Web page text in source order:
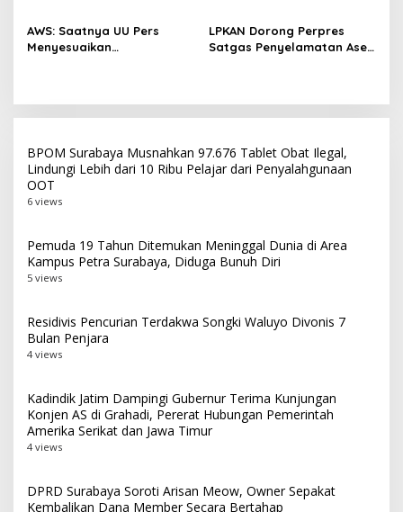
Selesai Akhir Juli 2026
Masyarakat
AWS: Saatnya UU Pers
Menyesuaikan
LPKAN Dorong Perpres
Satgas Penyelamatan Aset
BPOM Surabaya Musnahkan 97.676 Tablet Obat Ilegal,
Lindungi Lebih dari 10 Ribu Pelajar dari Penyalahgunaan
OOT
6 views
Pemuda 19 Tahun Ditemukan Meninggal Dunia di Area
Kampus Petra Surabaya, Diduga Bunuh Diri
5 views
Residivis Pencurian Terdakwa Songki Waluyo Divonis 7
Bulan Penjara
4 views
Kadindik Jatim Dampingi Gubernur Terima Kunjungan
Konjen AS di Grahadi, Pererat Hubungan Pemerintah
Amerika Serikat dan Jawa Timur
4 views
DPRD Surabaya Soroti Arisan Meow, Owner Sepakat
Kembalikan Dana Member Secara Bertahap